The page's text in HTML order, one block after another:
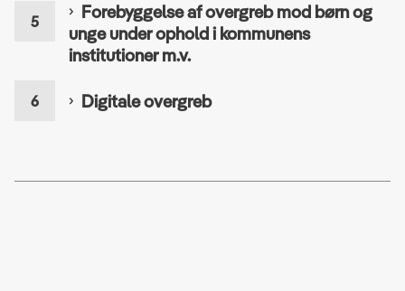
Forebyggelse af overgreb mod børn og
unge under ophold i kommunens
institutioner m.v.
Digitale overgreb